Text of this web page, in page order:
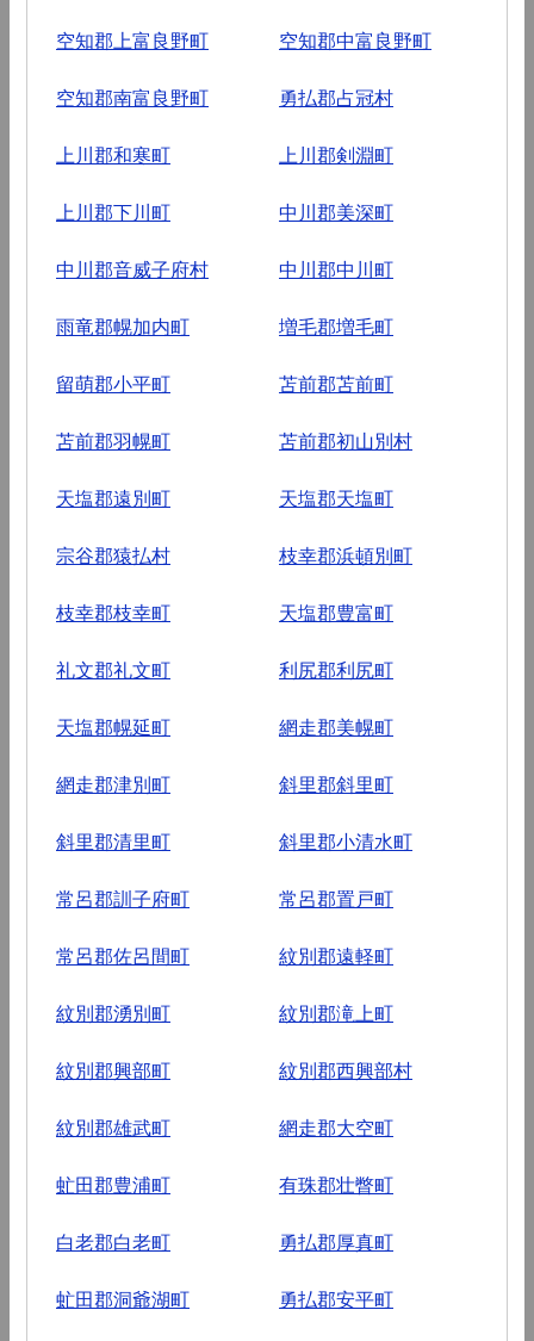
空知郡上富良野町 空知郡中富良野町
空知郡南富良野町 勇払郡占冠村
上川郡和寒町 上川郡剣淵町
上川郡下川町 中川郡美深町
中川郡音威子府村 中川郡中川町
雨竜郡幌加内町 増毛郡増毛町
留萌郡小平町 苫前郡苫前町
苫前郡羽幌町 苫前郡初山別村
天塩郡遠別町 天塩郡天塩町
宗谷郡猿払村 枝幸郡浜頓別町
枝幸郡枝幸町 天塩郡豊富町
礼文郡礼文町 利尻郡利尻町
天塩郡幌延町 網走郡美幌町
網走郡津別町 斜里郡斜里町
斜里郡清里町 斜里郡小清水町
常呂郡訓子府町 常呂郡置戸町
常呂郡佐呂間町 紋別郡遠軽町
紋別郡湧別町 紋別郡滝上町
紋別郡興部町 紋別郡西興部村
紋別郡雄武町 網走郡大空町
虻田郡豊浦町 有珠郡壮瞥町
白老郡白老町 勇払郡厚真町
虻田郡洞爺湖町 勇払郡安平町